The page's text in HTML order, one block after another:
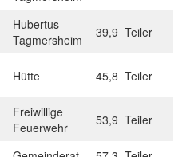
Hubertus
Tagmersheim
39,9 Teiler
Hütte 45,8 Teiler
Freiwillige
Feuerwehr
53,9 Teiler